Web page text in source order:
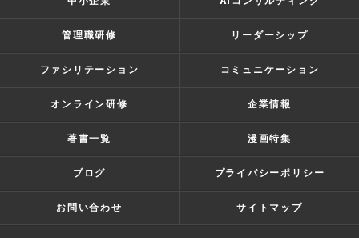
管理職研修 リーダーシップ
ファシリテーション コミュニケーション
オンライン研修 企業情報
著書一覧 漫画特集
ブログ プライバシーポリシー
お問い合わせ サイトマップ